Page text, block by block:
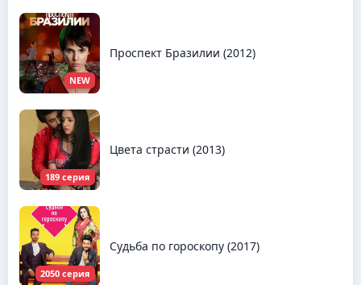
NEW
Проспект Бразилии (2012)
189 серия
Цвета страсти (2013)
2050 серия
Судьба по гороскопу (2017)